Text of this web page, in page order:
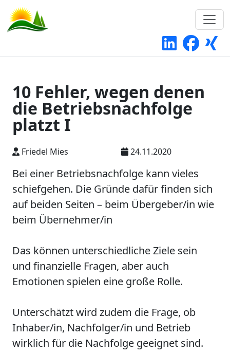
10 Fehler, wegen denen
die Betriebsnachfolge
platzt I
Friedel Mies 24.11.2020
Bei einer Betriebsnachfolge kann vieles
schiefgehen. Die Gründe dafür finden sich
auf beiden Seiten – beim Übergeber/in wie
beim Übernehmer/in
Das können unterschiedliche Ziele sein
und finanzielle Fragen, aber auch
Emotionen spielen eine große Rolle.
Unterschätzt wird zudem die Frage, ob
Inhaber/in, Nachfolger/in und Betrieb
wirklich für die Nachfolge geeignet sind.